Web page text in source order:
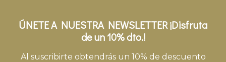
ÚNETE A NUESTRA NEWSLETTER ¡Disfruta
de un 10% dto.!
Al suscribirte obtendrás un 10% de descuento